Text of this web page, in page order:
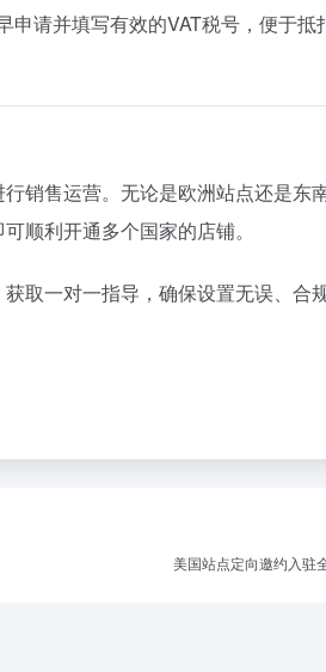
申请并填写有效的VAT税号， 便于抵
行销售运营。 无论是欧洲站点还是东
可顺利开通多个国家的店铺。
获取一对一指导， 确保设置无误、 合
美国站点定向邀约入驻